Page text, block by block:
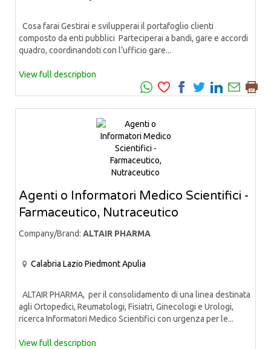
Cosa farai Gestirai e svilupperai il portafoglio clienti
composto da enti pubblici Parteciperai a bandi, gare e accordi
quadro, coordinandoti con l’ufficio gare...
View full description
Agenti o Informatori Medico Scientifici -
Farmaceutico, Nutraceutico
Company/Brand: ALTAIR PHARMA
Calabria Lazio PiedmontApulia
ALTAIR PHARMA, per il consolidamento di una linea destinata
agli Ortopedici, Reumatologi, Fisiatri, Ginecologi e Urologi,
ricerca Informatori Medico Scientifici con urgenza per le...
View full description